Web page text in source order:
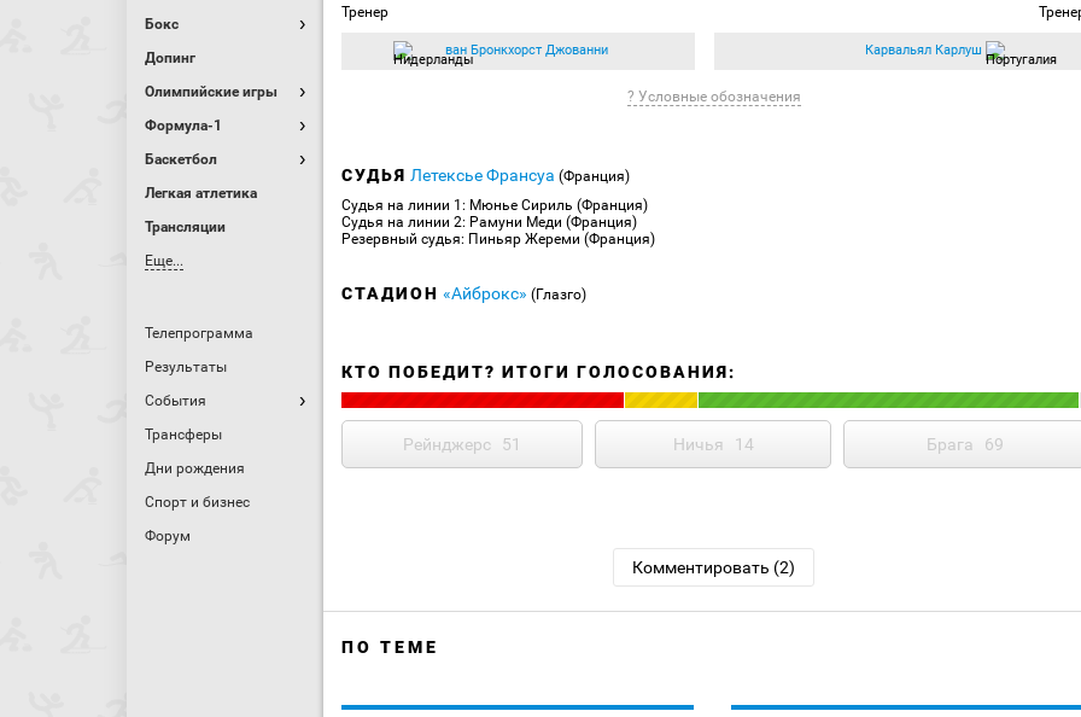
Бокс
Допинг
Олимпийские игры
Формула-1
Баскетбол
Легкая атлетика
Трансляции
Еще...
Телепрограмма
Результаты
События
Трансферы
Дни рождения
Спорт и бизнес
Форум
Тренер
ван Бронкхорст Джованни Карвальял Карлуш
? Условные обозначения
СУДЬЯ Летексье Франсуа (Франция)
Судья на линии 1: Мюнье Сириль (Франция)
Судья на линии 2: Рамуни Меди (Франция)
Резервный судья: Пиньяр Жереми (Франция)
СТАДИОН «Айброкс» (Глазго)
КТО ПОБЕДИТ? ИТОГИ ГОЛОСОВАНИЯ:
Рейнджерс 51 Ничья 14 Брага 69
Комментировать (2)
ПО ТЕМЕ